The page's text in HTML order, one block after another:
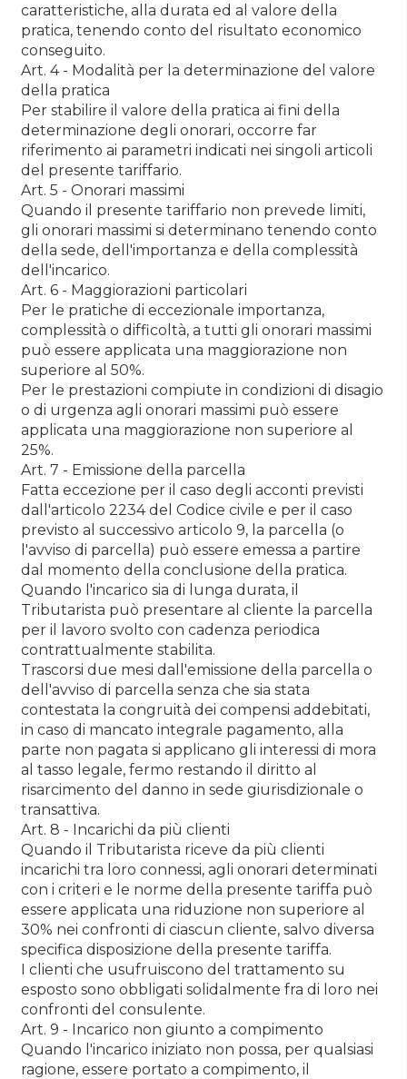
caratteristiche, alla durata ed al valore della
pratica, tenendo conto del risultato economico
conseguito.
Art. 4 - Modalità per la determinazione del valore
della pratica
Per stabilire il valore della pratica ai fini della
determinazione degli onorari, occorre far
riferimento ai parametri indicati nei singoli articoli
del presente tariffario.
Art. 5 - Onorari massimi
Quando il presente tariffario non prevede limiti,
gli onorari massimi si determinano tenendo conto
della sede, dell'importanza e della complessità
dell'incarico.
Art. 6 - Maggiorazioni particolari
Per le pratiche di eccezionale importanza,
complessità o difficoltà, a tutti gli onorari massimi
può essere applicata una maggiorazione non
superiore al 50%.
Per le prestazioni compiute in condizioni di disagio
o di urgenza agli onorari massimi può essere
applicata una maggiorazione non superiore al
25%.
Art. 7 - Emissione della parcella
Fatta eccezione per il caso degli acconti previsti
dall'articolo 2234 del Codice civile e per il caso
previsto al successivo articolo 9, la parcella (o
l'avviso di parcella) può essere emessa a partire
dal momento della conclusione della pratica.
Quando l'incarico sia di lunga durata, il
Tributarista può presentare al cliente la parcella
per il lavoro svolto con cadenza periodica
contrattualmente stabilita.
Trascorsi due mesi dall'emissione della parcella o
dell'avviso di parcella senza che sia stata
contestata la congruità dei compensi addebitati,
in caso di mancato integrale pagamento, alla
parte non pagata si applicano gli interessi di mora
al tasso legale, fermo restando il diritto al
risarcimento del danno in sede giurisdizionale o
transattiva.
Art. 8 - Incarichi da più clienti
Quando il Tributarista riceve da più clienti
incarichi tra loro connessi, agli onorari determinati
con i criteri e le norme della presente tariffa può
essere applicata una riduzione non superiore al
30% nei confronti di ciascun cliente, salvo diversa
specifica disposizione della presente tariffa.
I clienti che usufruiscono del trattamento su
esposto sono obbligati solidalmente fra di loro nei
confronti del consulente.
Art. 9 - Incarico non giunto a compimento
Quando l'incarico iniziato non possa, per qualsiasi
ragione, essere portato a compimento, il